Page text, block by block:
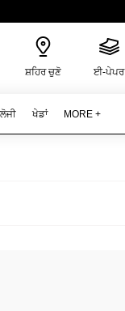
ਸ਼ਹਿਰ ਚੁਣੋ ਈ-ਪੇਪਰ
ਖੇਡਾਂ MORE +